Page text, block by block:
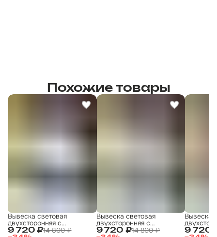
Похожие товары
9 720 ₽14 800 ₽
Вывеска световая
двухсторонняя с
подсветкой "Аптека" 9 720 ₽14 800 ₽
Вывеска световая
двухсторонняя с
подсветкой "Табак 1" 9 720
Вывеска